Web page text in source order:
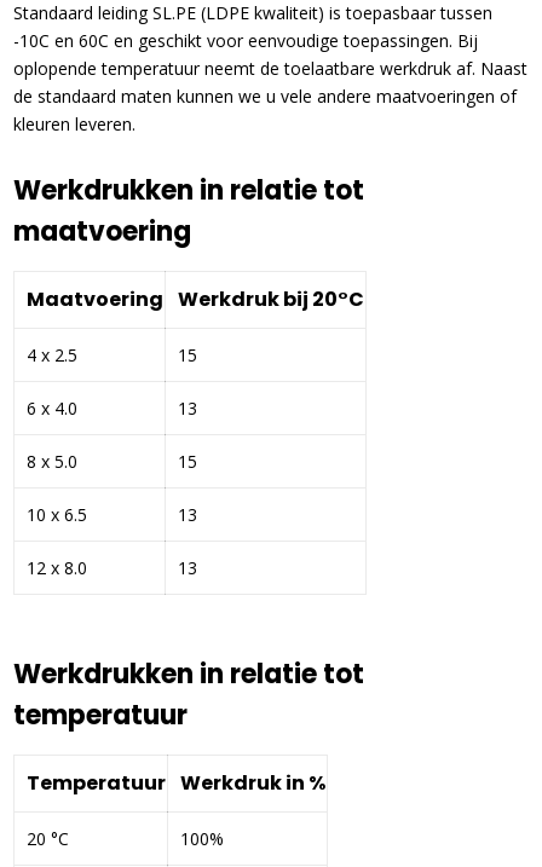
Standaard leiding SL.PE (LDPE kwaliteit) is toepasbaar tussen
-10C en 60C en geschikt voor eenvoudige toepassingen. Bij
oplopende temperatuur neemt de toelaatbare werkdruk af. Naast
de standaard maten kunnen we u vele andere maatvoeringen of
kleuren leveren.
Werkdrukken in relatie tot
maatvoering
Maatvoering Werkdruk bij 20°C
4 x 2.5 15
6 x 4.0 13
8 x 5.0 15
10 x 6.5 13
12 x 8.0 13
Werkdrukken in relatie tot
temperatuur
Temperatuur Werkdruk in %
20 °C 100%